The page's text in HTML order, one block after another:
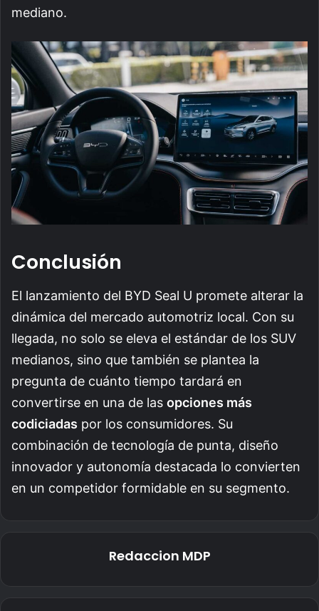
mediano.
Conclusión
El lanzamiento del BYD Seal U promete alterar la
dinámica del mercado automotriz local. Con su
llegada, no solo se eleva el estándar de los SUV
medianos, sino que también se plantea la
pregunta de cuánto tiempo tardará en
convertirse en una de las opciones más
codiciadas por los consumidores. Su
combinación de tecnología de punta, diseño
innovador y autonomía destacada lo convierten
en un competidor formidable en su segmento.
Redaccion MDP